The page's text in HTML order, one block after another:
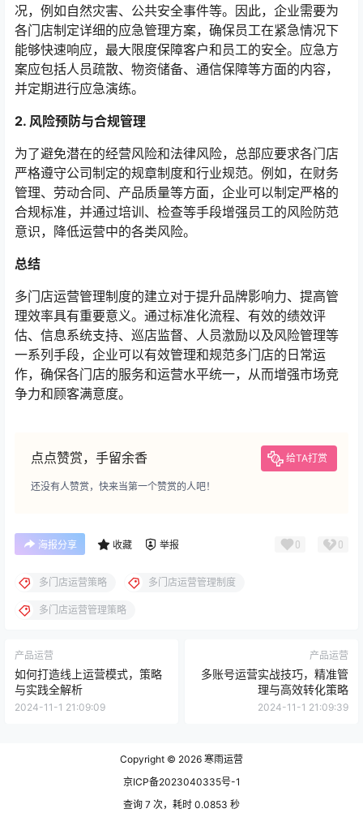
况，例如自然灾害、公共安全事件等。因此，企业需要为
各门店制定详细的应急管理方案，确保员工在紧急情况下
能够快速响应，最大限度保障客户和员工的安全。应急方
案应包括人员疏散、物资储备、通信保障等方面的内容，
并定期进行应急演练。
2. 风险预防与合规管理
为了避免潜在的经营风险和法律风险，总部应要求各门店
严格遵守公司制定的规章制度和行业规范。例如，在财务
管理、劳动合同、产品质量等方面，企业可以制定严格的
合规标准，并通过培训、检查等手段增强员工的风险防范
意识，降低运营中的各类风险。
总结
多门店运营管理制度的建立对于提升品牌影响力、提高管
理效率具有重要意义。通过标准化流程、有效的绩效评
估、信息系统支持、巡店监督、人员激励以及风险管理等
一系列手段，企业可以有效管理和规范多门店的日常运
作，确保各门店的服务和运营水平统一，从而增强市场竞
争力和顾客满意度。
点点赞赏，手留余香 给TA打赏
还没有人赞赏，快来当第一个赞赏的人吧！
海报分享 收藏 举报 0 0
多门店运营策略 多门店运营管理制度
多门店运营管理策略
产品运营
如何打造线上运营模式，策略
与实践全解析
2024-11-1 21:09:09
产品运营
多账号运营实战技巧，精准管
理与高效转化策略
2024-11-1 21:09:39
Copyright © 2026 寒雨运营
京ICP备2023040335号-1
查询 7 次，耗时 0.0853 秒